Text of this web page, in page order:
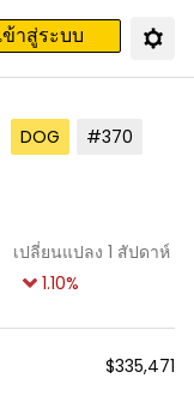
ข้าสู่ระบบ
DOG #370
เปลี่ยนแปลง 1 สัปดาห์
1.10%
$335,471